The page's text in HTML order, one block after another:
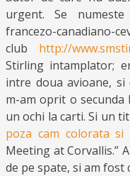
urgent. Se
francezo-canadiano-
club http://
Stirling intamplator;
intre doua avioane, si
m-am oprit o
un ochi la carti. Si un
poza cam colorata si
Meeting at Corvallis.”
de pe spate, si am fost